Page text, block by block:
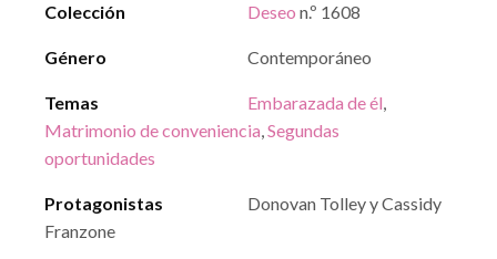
Colección Deseo n.º 1608
Género Contemporáneo
Temas Embarazada de él,
Matrimonio de conveniencia,Segundas
oportunidades
Protagonistas
Donovan Tolley y Cassidy
Franzone